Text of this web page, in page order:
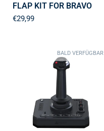
FLAP KIT FOR BRAVO
€29,99
BALD VERFÜGBAR